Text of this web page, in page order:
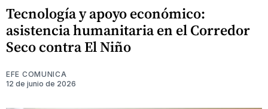
Tecnología y apoyo económico:
asistencia humanitaria en el Corredor
Seco contra El Niño
EFE COMUNICA
12 de junio de 2026